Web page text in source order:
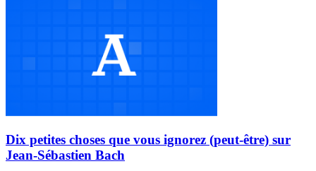
Dix petites choses que vous ignorez (peut-être) sur
Jean-Sébastien Bach